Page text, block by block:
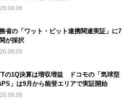
省の「ワット・ビット連携関連実証」に7
が採択
の1Q決算は増収増益 ドコモの「気球型
」は9月から能登エリアで実証開始